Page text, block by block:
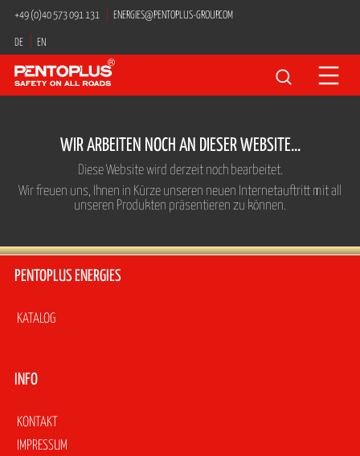
Navigation
überspringen
+49 (0)40 573 091 131
ENERGIES@PENTOPLUS-GROUP.COM
DE
EN
Suchbegriffe
WIR ARBEITEN NOCH AN DIESER WEBSITE...
Diese Website wird derzeit noch bearbeitet.
Wir freuen uns, Ihnen in Kürze unseren neuen Internetauftritt mit all
unseren Produkten präsentieren zu können.
PENTOPLUS ENERGIES
Navigation
überspringen
KATALOG
INFO
Navigation
überspringen
KONTAKT
IMPRESSUM